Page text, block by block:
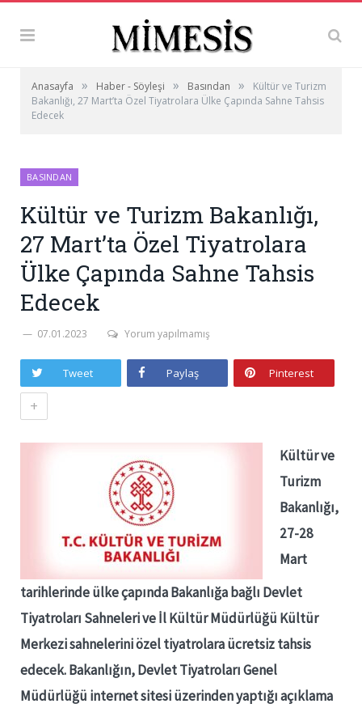
Anasayfa » Haber - Söyleşi » Basından »
Kültür ve Turizm
Bakanlığı, 27 Mart’ta Özel Tiyatrolara Ülke Çapında Sahne Tahsis
Edecek
BASINDAN
Kültür ve Turizm Bakanlığı,
27 Mart’ta Özel Tiyatrolara
Ülke Çapında Sahne Tahsis
Edecek
07.01.2023 Yorum yapılmamış
Tweet Paylaş Pinterest
+
Kültür ve
Turizm
Bakanlığı,
27-28
Mart
tarihlerinde ülke çapında Bakanlığa bağlı Devlet
Tiyatroları Sahneleri ve İl Kültür Müdürlüğü Kültür
Merkezi sahnelerini özel tiyatrolara ücretsiz tahsis
edecek. Bakanlığın, Devlet Tiyatroları Genel
Müdürlüğü internet sitesi üzerinden yaptığı açıklama